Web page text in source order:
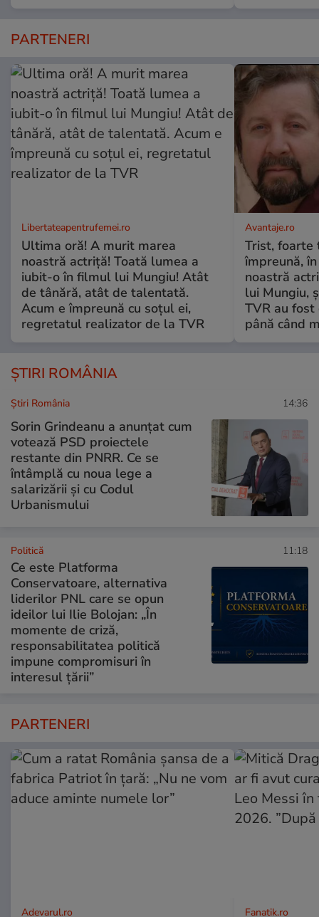
PARTENERI
Libertateapentrufemei.ro
Ultima oră! A murit marea
noastră actriță! Toată lumea a
iubit-o în filmul lui Mungiu! Atât
de tânără, atât de talentată.
Acum e împreună cu soțul ei,
regretatul realizator de la TVR
Avantaje.ro
Trist, foarte
împreună,
noastră
lui Mungiu,
TVR au
până când
ȘTIRI ROMÂNIA
Știri România 14:36
Sorin Grindeanu a anunțat cum
votează PSD proiectele
restante din PNRR. Ce se
întâmplă cu noua lege a
salarizării și cu Codul
Urbanismului
Politică 11:18
Ce este Platforma
Conservatoare, alternativa
liderilor PNL care se opun
ideilor lui Ilie Bolojan: „În
momente de criză,
responsabilitatea politică
impune compromisuri în
interesul țării”
PARTENERI
Adevarul.ro Fanatik.ro